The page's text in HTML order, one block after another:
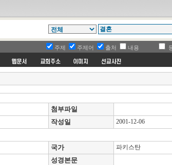
주제 주제어 출처 내용
첨부파일
작성일 2001-12-06
국가 파키스탄
성경본문